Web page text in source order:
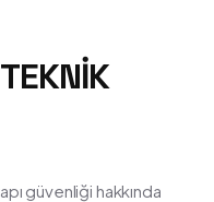
güvenliği hakkında